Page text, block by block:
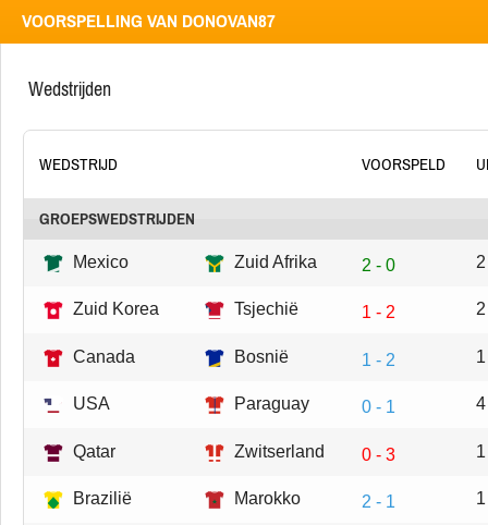
VOORSPELLING VAN DONOVAN87
wedstrijden
WEDSTRIJD VOORSPELD
GROEPSWEDSTRIJDEN
Mexico Zuid Afrika 2 - 0
Zuid Korea Tsjechië 1 - 2
Canada Bosnië 1 - 2
USA Paraguay 0 - 1
Qatar Zwitserland 0 - 3
Brazilië Marokko 2 - 1